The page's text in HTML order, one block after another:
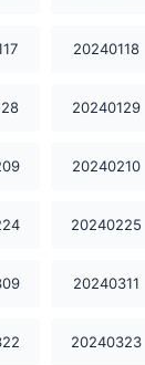
20240118
20240129
20240210
20240225
20240311
20240323